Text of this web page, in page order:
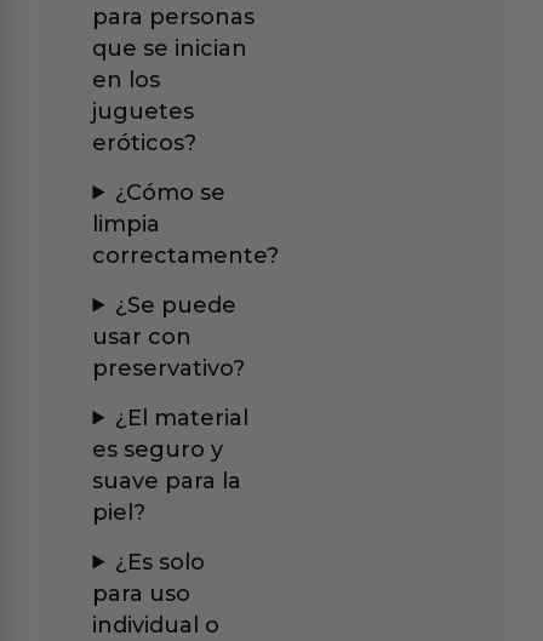
para personas
que se inician
en los
juguetes
eróticos?
¿Cómo se
limpia
correctamente?
¿Se puede
usar con
preservativo?
¿El material
es seguro y
suave para la
piel?
¿Es solo
para uso
individual o